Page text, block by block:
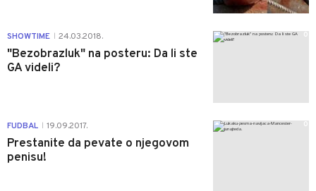
SHOWTIME 24.03.2018.
"Bezobrazluk" na posteru: Da li ste
GA videli?
0
FUDBAL 19.09.2017.
Prestanite da pevate o njegovom
penisu!
0